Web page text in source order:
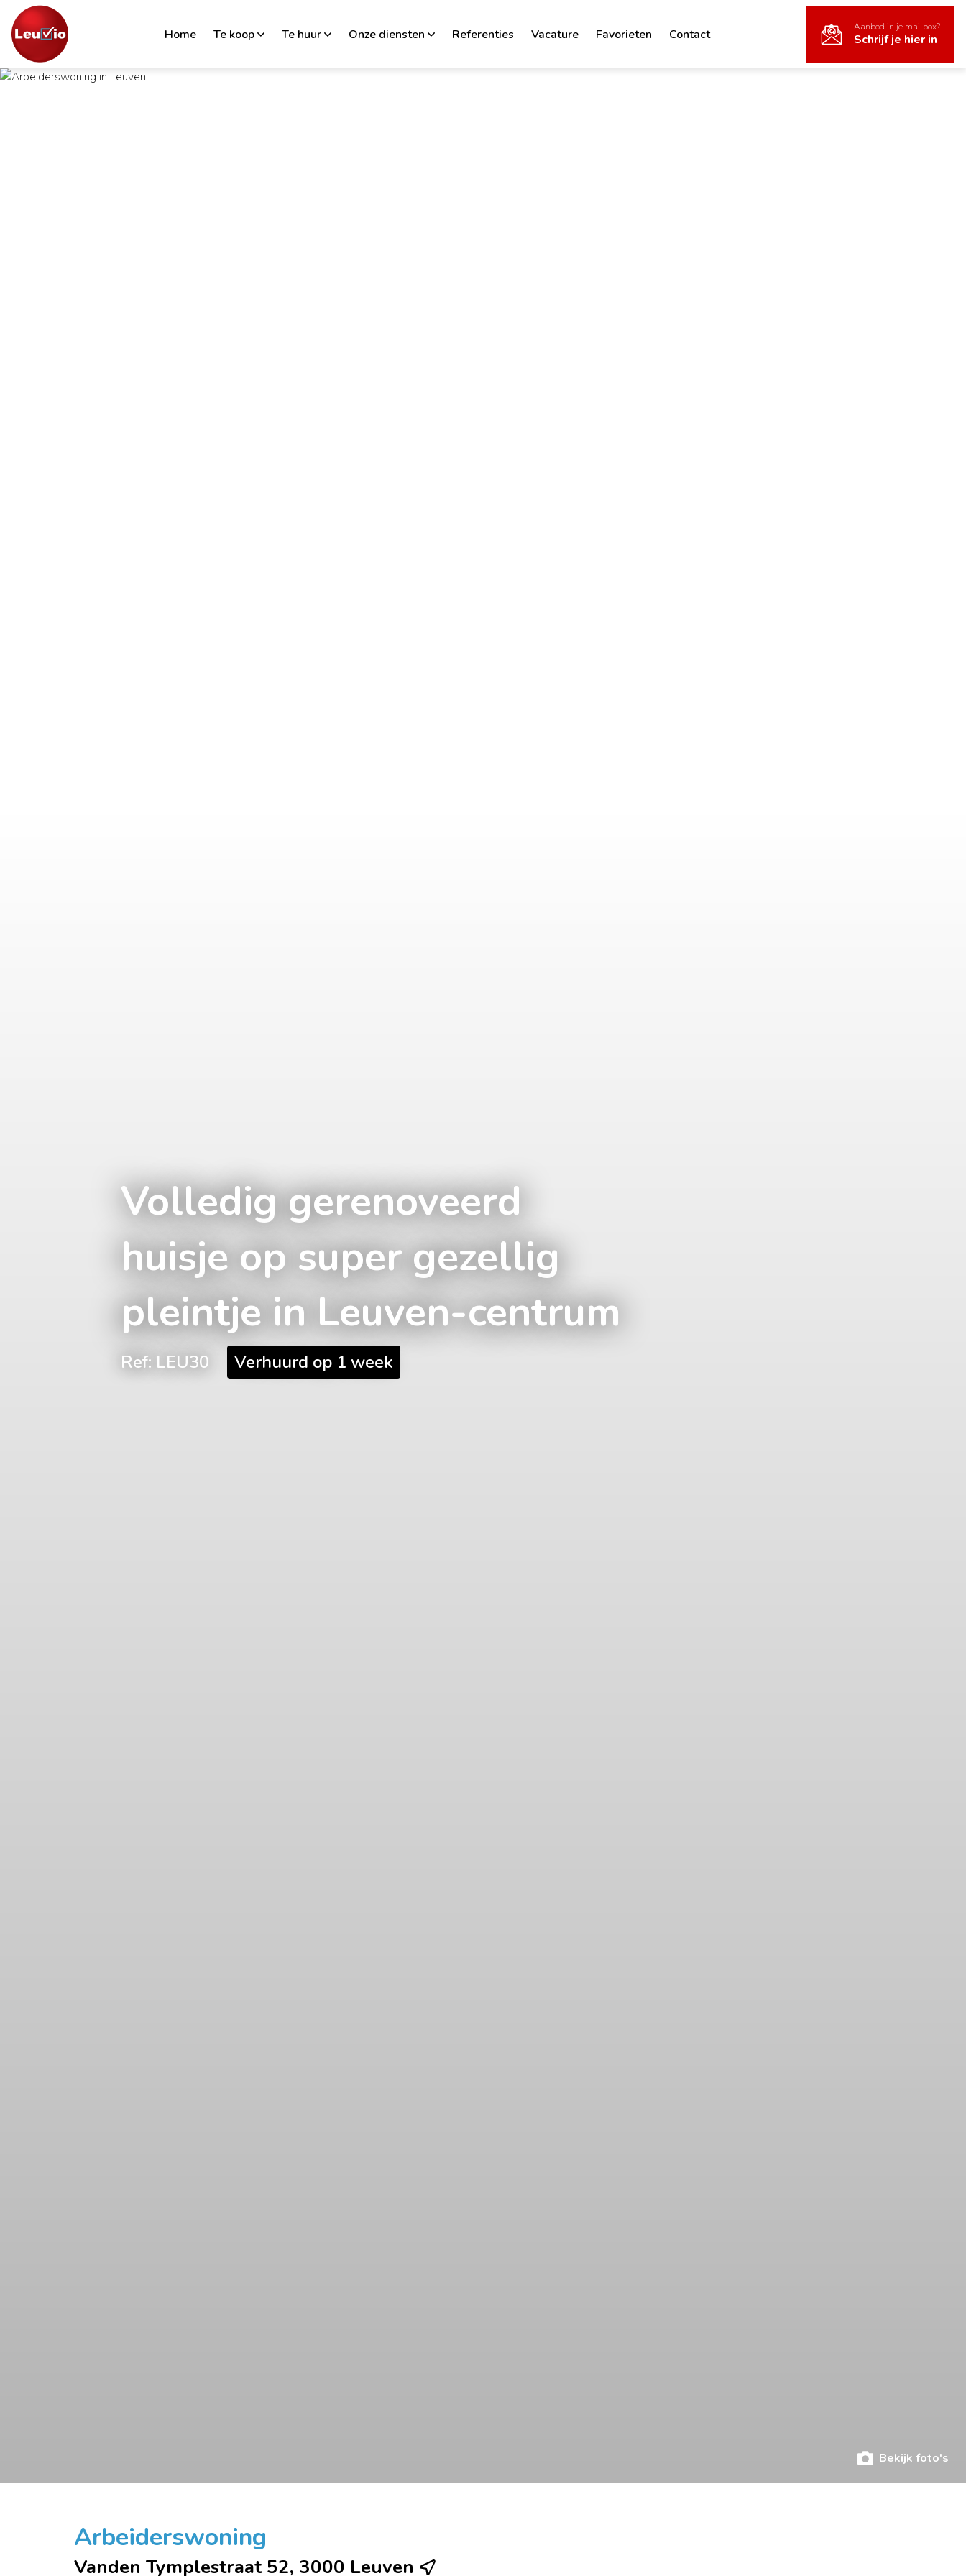
Home Te koop Te huur Onze diensten Referenties Vacature Favorieten Contact Aanbod in je mailbox?
Schrijf je hier in
Bekijk foto's
Volledig gerenoveerd
huisje op super gezellig
pleintje in Leuven-centrum
Ref: LEU30 Verhuurd op 1 week
Arbeiderswoning
Vanden Tymplestraat 52, 3000 Leuven